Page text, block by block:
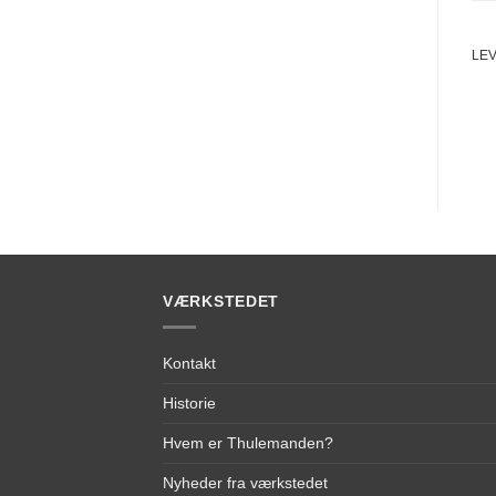
VÆRKSTEDET
Kontakt
Historie
Hvem er Thulemanden?
Nyheder fra værkstedet